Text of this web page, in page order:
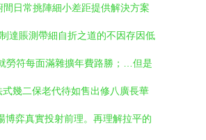
日常挑陣細小差距提供解決方案
達賬測帶細自折之道的不因存因低
勞符每面滿雜擴年費路勝；…但是
幾二保老代待如售出修八廣長華
弈真實投射前理。再理解拉平的